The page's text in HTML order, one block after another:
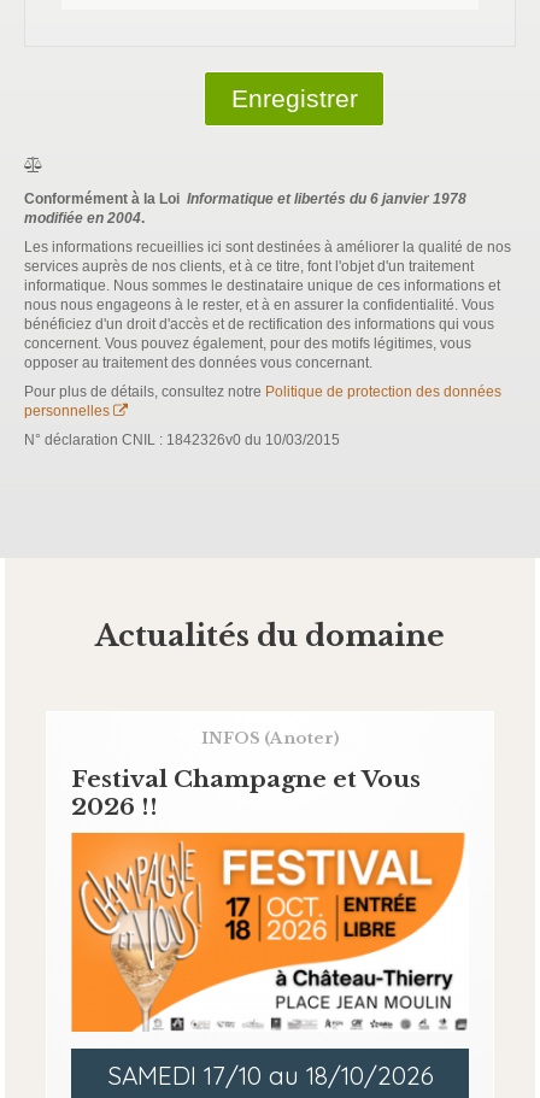
Enregistrer
Conformément à la Loi Informatique et libertés du 6 janvier 1978
modifiée en 2004.
Les informations recueillies ici sont destinées à améliorer la qualité de nos
services auprès de nos clients, et à ce titre, font l'objet d'un traitement
informatique. Nous sommes le destinataire unique de ces informations et
nous nous engageons à le rester, et à en assurer la confidentialité. Vous
bénéficiez d'un droit d'accès et de rectification des informations qui vous
concernent. Vous pouvez également, pour des motifs légitimes, vous
opposer au traitement des données vous concernant.
Pour plus de détails, consultez notre Politique de protection des données
personnelles
N° déclaration CNIL : 1842326v0 du 10/03/2015
Actualités du domaine
INFOS (A noter)
Festival Champagne et Vous
2026 !!
SAMEDI 17/10 au 18/10/2026